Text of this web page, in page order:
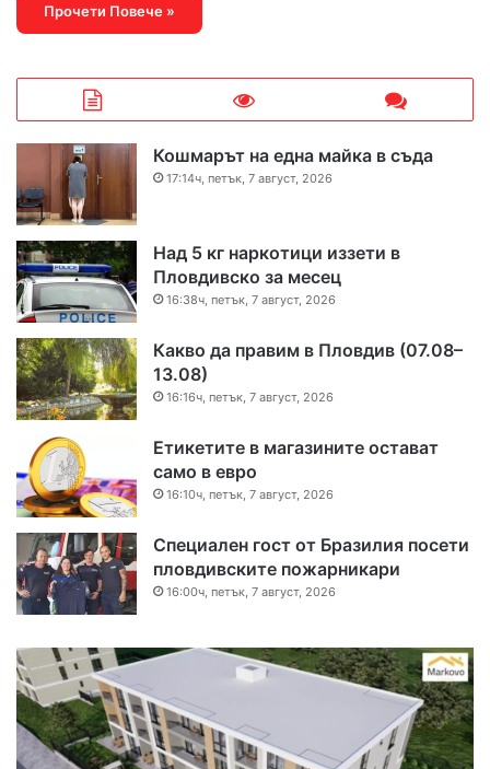
Прочети Повече »
Кошмарът на една майка в съда
17:14ч, петък, 7 август, 2026
Над 5 кг наркотици иззети в
Пловдивско за месец
16:38ч, петък, 7 август, 2026
Какво да правим в Пловдив (07.08–
13.08)
16:16ч, петък, 7 август, 2026
Етикетите в магазините остават
само в евро
16:10ч, петък, 7 август, 2026
Специален гост от Бразилия посети
пловдивските пожарникари
16:00ч, петък, 7 август, 2026